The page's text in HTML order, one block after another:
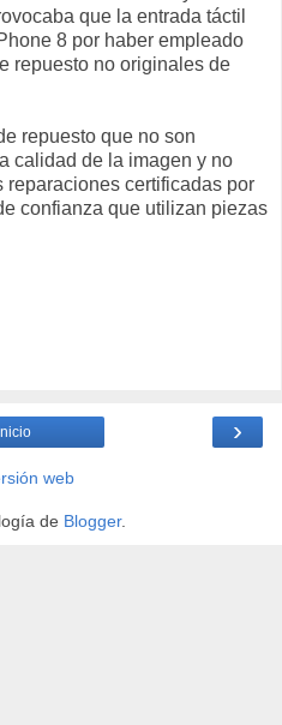
que la entrada táctil
8 por haber empleado
repuesto no originales de
repuesto que no son
calidad de la imagen y no
reparaciones certificadas por
confianza que utilizan piezas
›
Inicio
web
de Blogger.